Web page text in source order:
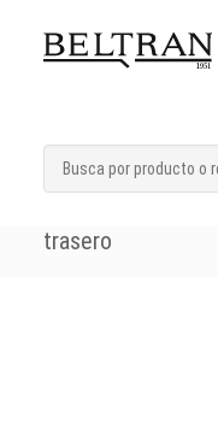
Recambios
Cascos
Inicio Recambios
componentes»
trasero